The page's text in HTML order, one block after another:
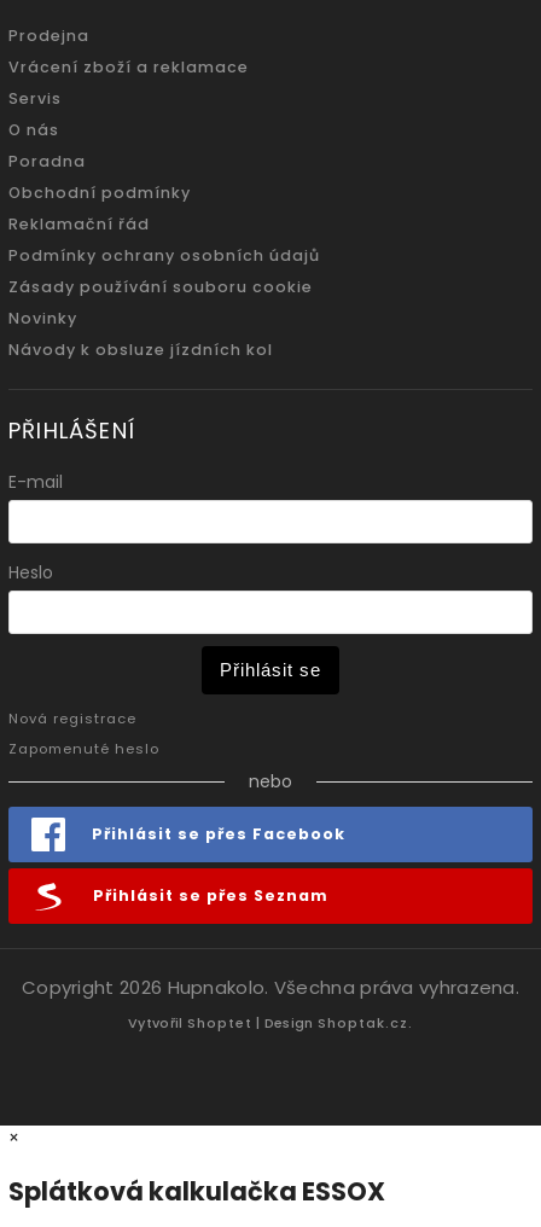
Prodejna
Vrácení zboží a reklamace
Servis
O nás
Poradna
Obchodní podmínky
Reklamační řád
Podmínky ochrany osobních údajů
Zásady používání souboru cookie
Novinky
Návody k obsluze jízdních kol
PŘIHLÁŠENÍ
E-mail
Heslo
Přihlásit se
Nová registrace
Zapomenuté heslo
nebo
Přihlásit se přes Facebook
Přihlásit se přes Seznam
Copyright 2026 Hupnakolo. Všechna práva vyhrazena.
Vytvořil Shoptet | Design Shoptak.cz.
×
Splátková kalkulačka ESSOX